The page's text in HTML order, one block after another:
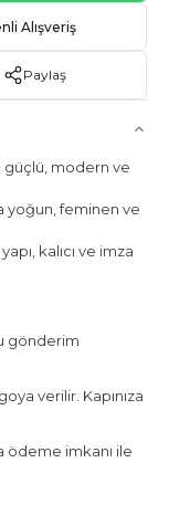
Alışveriş
Paylaş
güçlü, modern ve
yoğun, feminen ve
kalıcı ve imza
gönderim
verilir. Kapınıza
ödeme imkanı ile